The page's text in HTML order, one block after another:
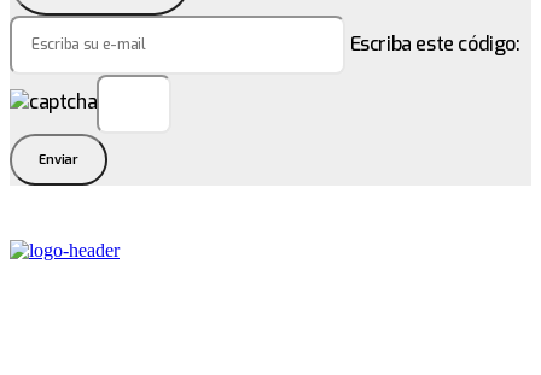
Escriba este código:
Enviar